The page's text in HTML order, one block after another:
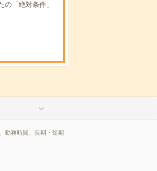
の「絶対条件」
勤務時間、長期・短期